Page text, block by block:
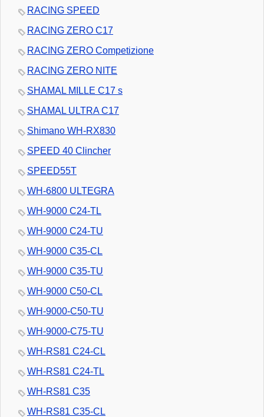
RACING SPEED
RACING ZERO C17
RACING ZERO Competizione
RACING ZERO NITE
SHAMAL MILLE C17 s
SHAMAL ULTRA C17
Shimano WH-RX830
SPEED 40 Clincher
SPEED55T
WH-6800 ULTEGRA
WH-9000 C24-TL
WH-9000 C24-TU
WH-9000 C35-CL
WH-9000 C35-TU
WH-9000 C50-CL
WH-9000-C50-TU
WH-9000-C75-TU
WH-RS81 C24-CL
WH-RS81 C24-TL
WH-RS81 C35
WH-RS81 C35-CL